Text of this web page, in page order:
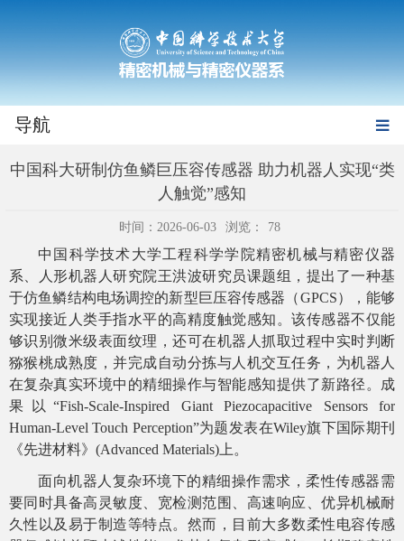
导航
中国科大研制仿鱼鳞巨压容传感器 助力机器人实现“类
人触觉”感知
时间：2026-06-03 浏览： 78
中国科学技术大学工程科学学院精密机械与精密仪器
系、人形机器人研究院王洪波研究员课题组，提出了一种基
于仿鱼鳞结构电场调控的新型巨压容传感器（GPCS），能够
实现接近人类手指水平的高精度触觉感知。该传感器不仅能
够识别微米级表面纹理，还可在机器人抓取过程中实时判断
猕猴桃成熟度，并完成自动分拣与人机交互任务，为机器人
在复杂真实环境中的精细操作与智能感知提供了新路径。成
果以“Fish‐Scale‐Inspired Giant Piezocapacitive Sensors for
Human‐Level Touch Perception”为题发表在Wiley旗下国际期刊
《先进材料》(Advanced Materials)上。
面向机器人复杂环境下的精细操作需求，柔性传感器需
要同时具备高灵敏度 、宽检测范围、高速响应、优异机械耐
久性以及易于制造等特点。然而，目前大多数柔性电容传感